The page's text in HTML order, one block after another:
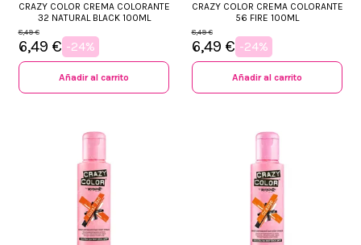
CRAZY COLOR CREMA COLORANTE
32 NATURAL BLACK 100ML
8,49 €
6,49 € -24%
Añadir al carrito
CRAZY COLOR CREMA COLORANTE
56 FIRE 100ML
8,49 €
6,49 € -24%
Añadir al carrito